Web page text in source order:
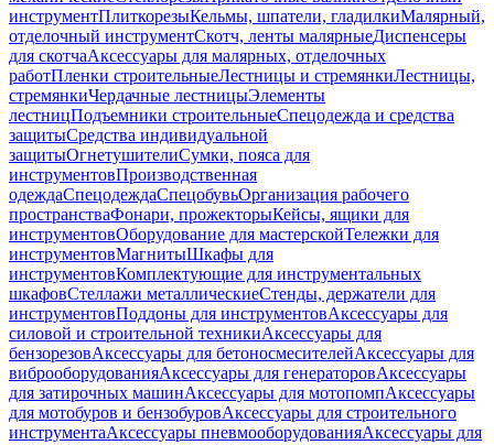
инструментПлиткорезыКельмы, шпатели, гладилкиМалярный,
отделочный инструментСкотч, ленты малярныеДиспенсеры
для скотчаАксессуары для малярных, отделочных
работПленки строительныеЛестницы и стремянкиЛестницы,
стремянкиЧердачные лестницыЭлементы
лестницПодъемники строительныеСпецодежда и средства
защитыСредства индивидуальной
защитыОгнетушителиСумки, пояса для
инструментовПроизводственная
одеждаСпецодеждаСпецобувьОрганизация рабочего
пространстваФонари, прожекторыКейсы, ящики для
инструментовОборудование для мастерскойТележки для
инструментовМагнитыШкафы для
инструментовКомплектующие для инструментальных
шкафовСтеллажи металлическиеСтенды, держатели для
инструментовПоддоны для инструментовАксессуары для
силовой и строительной техникиАксессуары для
бензорезовАксессуары для бетоносмесителейАксессуары для
виброоборудованияАксессуары для генераторовАксессуары
для затирочных машинАксессуары для мотопомпАксессуары
для мотобуров и бензобуровАксессуары для строительного
инструментаАксессуары пневмооборудованияАксессуары для